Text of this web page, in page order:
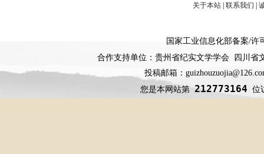
关于本站| 联系我们 |
国家工业信息化部备案/许
合作支持单位：贵州省纪实文学学会 四川
投稿邮箱：
您是本网站第212773164